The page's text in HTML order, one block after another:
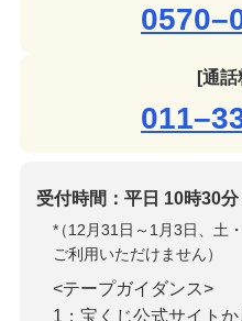
[通
受付時間：平日 10時30
*
（12月31日～1月3日、土
ご利用いただけません）
<テープガイダンス>
1：宝くじ公式サイト